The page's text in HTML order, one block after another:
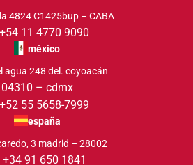
4824 C1425bup – CABA
11 4770 9090
méxico
agua 248 del. coyoacán
04310 – cdmx
55 5658-7999
españa
3 madrid – 28002
+34 91 650 1841